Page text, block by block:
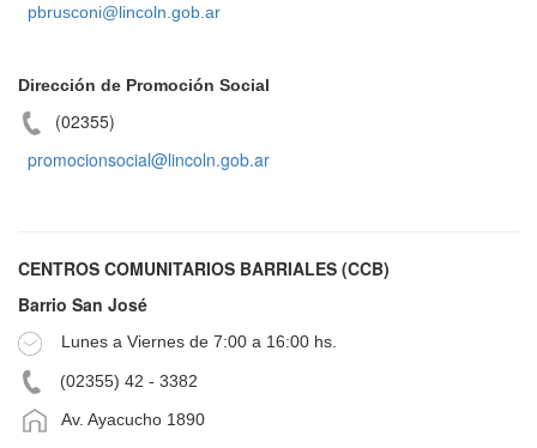
pbrusconi@lincoln.gob.ar
Dirección de Promoción Social
(02355)
promocionsocial@lincoln.gob.ar
CENTROS COMUNITARIOS BARRIALES (CCB)
Barrio San José
Lunes a Viernes de 7:00 a 16:00 hs.
(02355) 42 - 3382
Av. Ayacucho 1890